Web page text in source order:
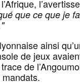
que ce que je
ainsi
de jeux
de